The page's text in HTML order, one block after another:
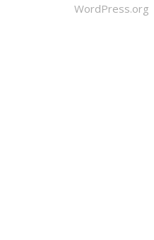
WordPress.org